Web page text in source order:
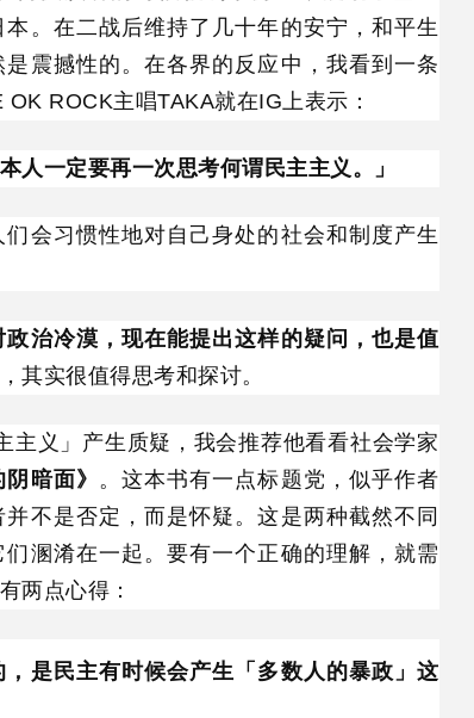
。在二战后维持了几十年的安宁，和平生
震撼性的。在各界的反应中，我看到一条
ROCK主唱TAKA就在IG上表示：
人一定要再一次思考何谓民主主义。」
会习惯性地对自己身处的社会和制度产生
政治冷漠，现在能提出这样的疑问，也是值
其实很值得思考和探讨。
主义」产生质疑，我会推荐他看看社会学家
暗面》 。这本书有一点标题党，似乎作者
不是否定，而是怀疑。这是两种截然不同
溷淆在一起。要有一个正确的理解，就需
两点心得：
是民主有时候会产生「多数人的暴政」这